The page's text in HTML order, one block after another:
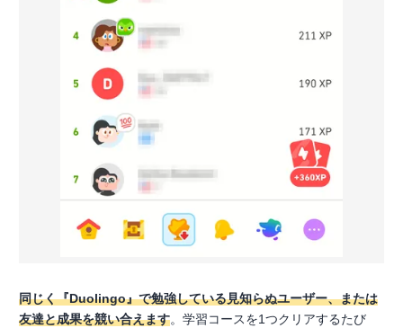
同じく『Duolingo』で勉強している見知らぬユーザー、または
友達と成果を競い合えます。学習コースを1つクリアするたび